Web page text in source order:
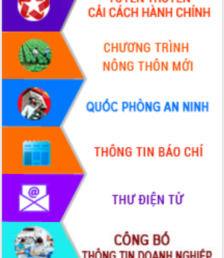
Hội thảo góp ý hồ sơ điều chỉnh quy
hoạch tỉnh Đắk Lắk thời kỳ 2021-2030,
tầm nhìn đến năm 2050
Nâng cao hiệu quả hoạt động của các
doanh nghiệp nhà nước
Hội nghị triển khai kết nối mạng
truyền số liệu chuyên dùng phục vụ cơ
quan Đảng, Nhà nước
Lễ phát động chuỗi hoạt động chung
tay làm sạch môi trường
Xã Ea Kar bước chuyển mình trong
công tác cải cách hành chính mô hình
UBND tỉnh họp báo định kỳ tháng 4
năm 2026
Hội thảo khoa học “Giải pháp thúc đẩy
phát triển nền kinh tế xanh tại tỉnh
Đắk Lắk”
Tăng cường giám sát, đôn đốc thực
hiện nhiệm vụ quản lý tài sản công
hàng tuần
Tháo gỡ những vướng mắc, đẩy mạnh
công tác cải cách thủ tục hành chính
tại Trung tâm Phục vụ hành chính